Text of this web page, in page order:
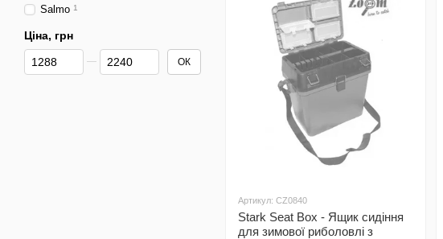
Артикул: CZ0840
Stark Seat Box - Ящик сидіння
для зимової риболовлі з
Salmo 1
Ціна, грн
Від Ціна, грн
До Ціна, грн ОК